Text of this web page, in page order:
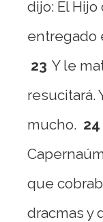
dijo: El
entregado
23 Y le
resucitará.
mucho. 24
que
dracmas y